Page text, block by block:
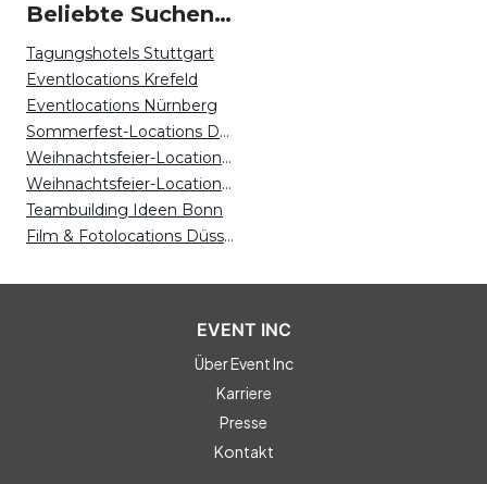
Beliebte Suchen auf Event Inc
Tagungshotels Stuttgart
Eventlocations Krefeld
Eventlocations Nürnberg
Sommerfest-Locations Dortmund
Weihnachtsfeier-Locations Düsseldorf
Weihnachtsfeier-Locations Hannover
Teambuilding Ideen Bonn
Film & Fotolocations Düsseldorf
EVENT INC
Über Event Inc
Karriere
Presse
Kontakt